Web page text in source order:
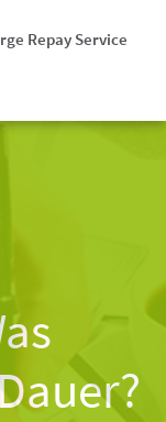
Repay Service